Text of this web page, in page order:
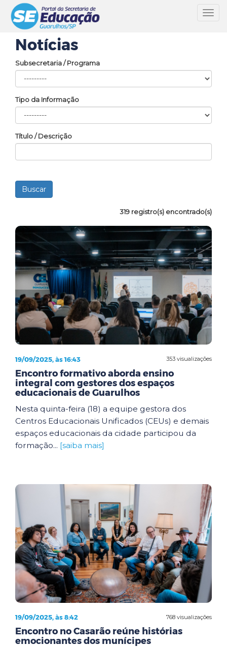
Notícias
Subsecretaria / Programa
Tipo da Informação
Título / Descrição
319 registro(s) encontrado(s)
353 visualizações
19/09/2025, às 16:43
Encontro formativo aborda ensino
integral com gestores dos espaços
educacionais de Guarulhos
Nesta quinta-feira (18) a equipe gestora dos
Centros Educacionais Unificados (CEUs) e demais
espaços educacionais da cidade participou da
formação... [saiba mais]
768 visualizações
19/09/2025, às 8:42
Encontro no Casarão reúne histórias
emocionantes dos munícipes